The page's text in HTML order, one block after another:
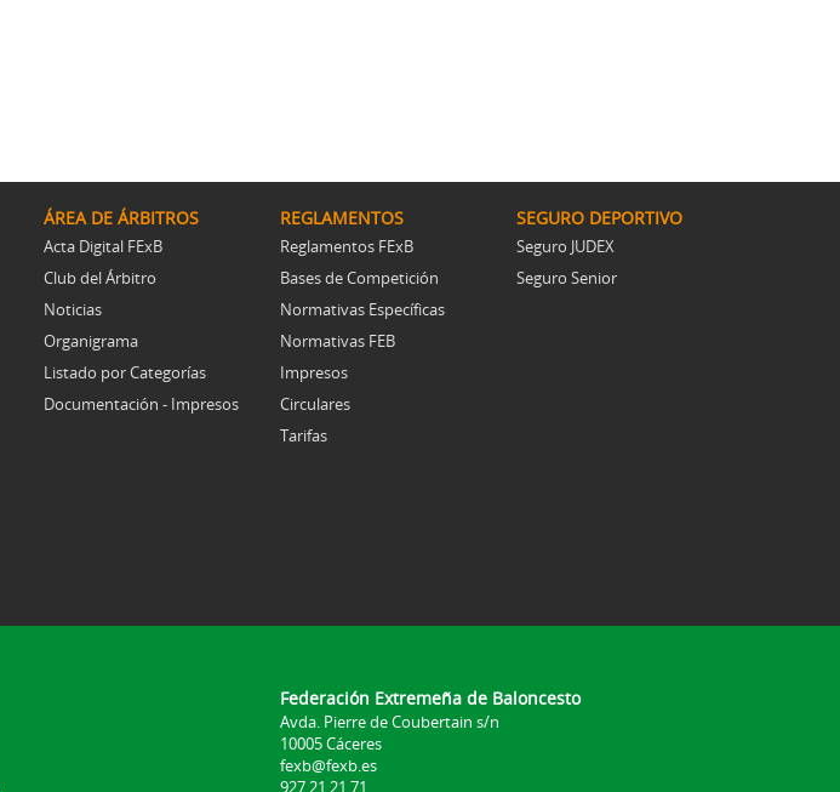
ÁREA DE ÁRBITROS
Acta Digital FExB
Club del Árbitro
Noticias
Organigrama
Listado por Categorías
Documentación - Impresos
REGLAMENTOS
Reglamentos FExB
Bases de Competición
Normativas Específicas
Normativas FEB
Impresos
Circulares
Tarifas
SEGURO DEPORTIVO
Seguro JUDEX
Seguro Senior
Federación Extremeña de Baloncesto
Avda. Pierre de Coubertain s/n
10005 Cáceres
fexb@fexb.es
927 21 21 71